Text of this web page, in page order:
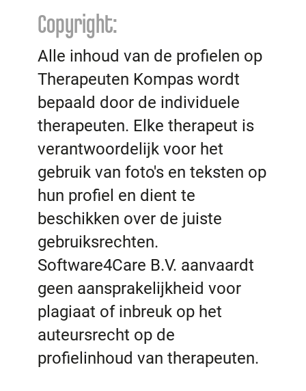
Copyright:
Alle inhoud van de profielen op
Therapeuten Kompas wordt
bepaald door de individuele
therapeuten. Elke therapeut is
verantwoordelijk voor het
gebruik van foto's en teksten op
hun profiel en dient te
beschikken over de juiste
gebruiksrechten.
Software4Care B.V. aanvaardt
geen aansprakelijkheid voor
plagiaat of inbreuk op het
auteursrecht op de
profielinhoud van therapeuten.